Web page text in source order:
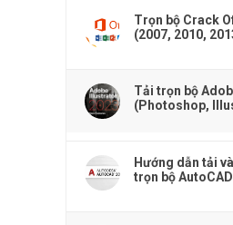
Trọn bộ Crack
(2007, 2010,
Tải trọn bộ
(Photoshop,
Hướng dẫn tải
trọn bộ